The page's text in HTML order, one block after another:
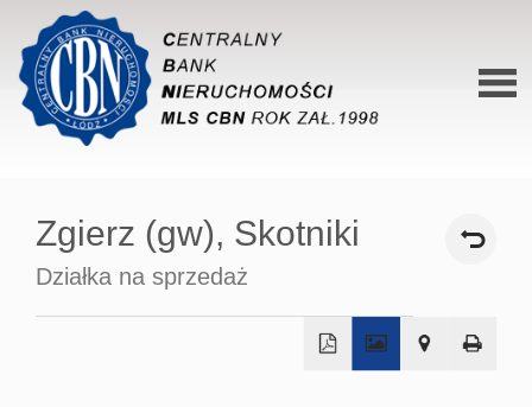
O
Zgierz (gw), Skotniki
Działka na sprzedaż